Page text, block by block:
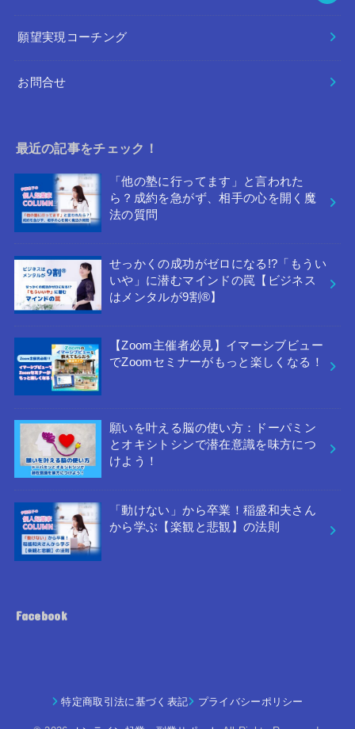
願望実現コーチング
お問合せ
最近の記事をチェック！
「他の塾に行ってます」と言われた
ら？成約を急がず、相手の心を開く魔
法の質問
せっかくの成功がゼロになる!?「もうい
いや」に潜むマインドの罠【ビジネス
はメンタルが9割®︎】
【Zoom主催者必見】イマーシブビュー
でZoomセミナーがもっと楽しくなる！
願いを叶える脳の使い方：ドーパミン
とオキシトシンで潜在意識を味方につ
けよう！
「動けない」から卒業！稲盛和夫さん
から学ぶ【楽観と悲観】の法則
Facebook
特定商取引法に基づく表記 プライバシーポリシー